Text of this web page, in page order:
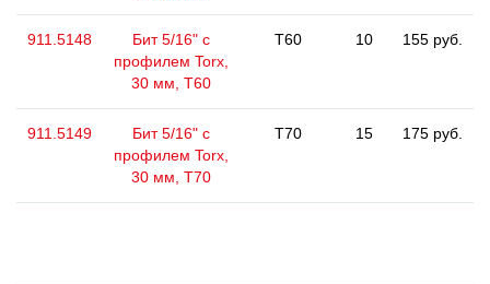
911.5148
Бит 5/16" с
профилем Torx,
30 мм, Т60
T60 10 155 руб.
911.5149
Бит 5/16" с
профилем Torx,
30 мм, Т70
T70 15 175 руб.